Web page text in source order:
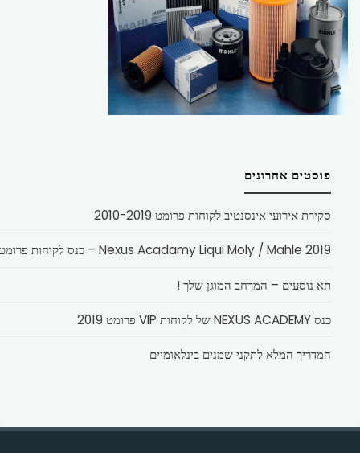
פוסטים אחרונים
סקירת אירועי אינסנטיב לקוחות פרומט 2010-2019
Nexus Acadamy Liqui Moly / Mahle 2019 – כנס לקוחות פרומט
תא נוסעים – המרחב המוגן שלך !
כנס NEXUS ACADEMY של לקוחות VIP פרומט 2019
המדריך המלא לתקני שמנים בינלאומיים